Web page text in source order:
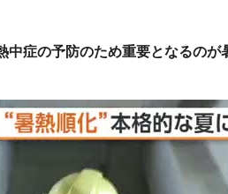
症の予防のため重要となるのが